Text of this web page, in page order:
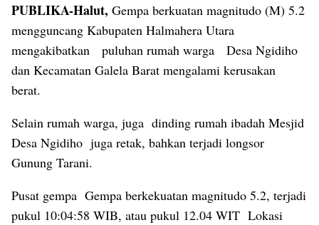
PUBLIKA-Halut, Gempa berkuatan magnitudo (M) 5.2
mengguncang Kabupaten Halmahera Utara
mengakibatkan puluhan rumah warga Desa Ngidiho
dan Kecamatan Galela Barat mengalami kerusakan
berat.
Selain rumah warga, juga dinding rumah ibadah Mesjid
Desa Ngidiho juga retak, bahkan terjadi longsor
Gunung Tarani.
Pusat gempa Gempa berkekuatan magnitudo 5.2, terjadi
pukul 10:04:58 WIB, atau pukul 12.04 WIT Lokasi